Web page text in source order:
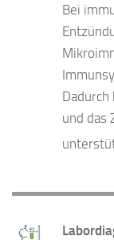
Bei
und das